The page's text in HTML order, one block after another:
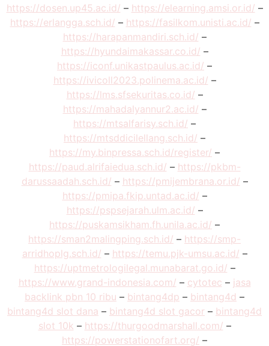
https://dosen.up45.ac.id/ – https://elearning.amsi.or.id/ –
https://erlangga.sch.id/ – https://fasilkom.unisti.ac.id/ –
https://harapanmandiri.sch.id/ –
https://hyundaimakassar.co.id/ –
https://iconf.unikastpaulus.ac.id/ –
https://ivicoll2023.polinema.ac.id/ –
https://lms.sfsekuritas.co.id/ –
https://mahadalyannur2.ac.id/ –
https://mtsalfarisy.sch.id/ –
https://mtsddicilellang.sch.id/ –
https://my.binpressa.sch.id/register/ –
https://paud.alrifaiedua.sch.id/ – https://pkbm-
darussaadah.sch.id/ – https://pmijembrana.or.id/ –
https://pmipa.fkip.untad.ac.id/ –
https://pspsejarah.ulm.ac.id/ –
https://puskamsikham.fh.unila.ac.id/ –
https://sman2malingping.sch.id/ – https://smp-
arridhoplg.sch.id/ – https://temu.pjk-umsu.ac.id/ –
https://uptmetrologilegal.munabarat.go.id/ –
https://www.grand-indonesia.com/ – cytotec – jasa
backlink pbn 10 ribu – bintang4dp – bintang4d –
bintang4d slot dana – bintang4d slot gacor – bintang4d
slot 10k – https://thurgoodmarshall.com/ –
https://powerstationofart.org/ –